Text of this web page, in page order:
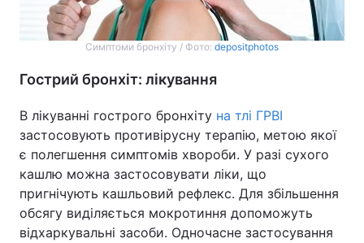
Симптоми бронхіту / Фото: depositphotos
Гострий бронхіт: лікування
В лікуванні гострого бронхіту на тлі ГРВІ
застосовують противірусну терапію, метою якої
є полегшення симптомів хвороби. У разі сухого
кашлю можна застосовувати ліки, що
пригнічують кашльовий рефлекс. Для збільшення
обсягу виділяється мокротиння допоможуть
відхаркувальні засоби. Одночасне застосування